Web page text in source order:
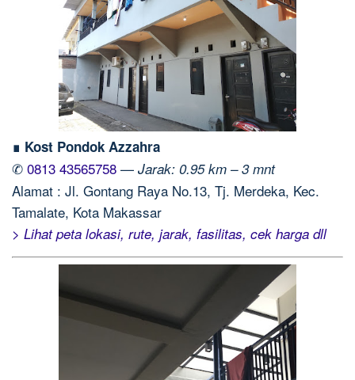
∎ Kost Pondok Azzahra
✆ 0813 43565758 — Jarak: 0.95 km – 3 mnt
Alamat : Jl. Gontang Raya No.13, Tj. Merdeka, Kec.
Tamalate, Kota Makassar
> Lihat peta lokasi, rute, jarak, fasilitas, cek harga dll